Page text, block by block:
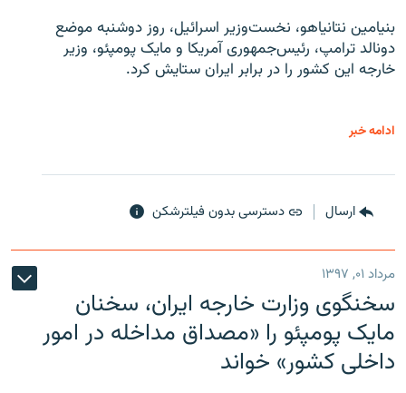
بنیامین نتانیاهو، نخست‌وزیر اسرائیل، روز دوشنبه موضع
دونالد ترامپ، رئیس‌جمهوری آمریکا و مایک پومپئو، وزیر
خارجه این کشور را در برابر ایران ستایش کرد.
ادامه خبر
ارسال دسترسی بدون فیلترشکن
مرداد ۰۱, ۱۳۹۷
سخنگوی وزارت خارجه ایران، سخنان
مایک پومپئو را «مصداق مداخله در امور
داخلی کشور» خواند